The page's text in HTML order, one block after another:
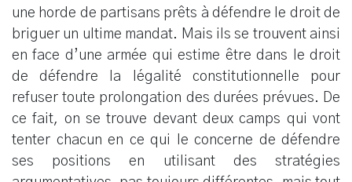
une horde de partisans prêts à défendre le droit de
briguer un ultime mandat. Mais ils se trouvent ainsi
en face d’une armée qui estime être dans le droit
de défendre la légalité constitutionnelle pour
refuser toute prolongation des durées prévues. De
ce fait, on se trouve devant deux camps qui vont
tenter chacun en ce qui le concerne de défendre
ses positions en utilisant des stratégies